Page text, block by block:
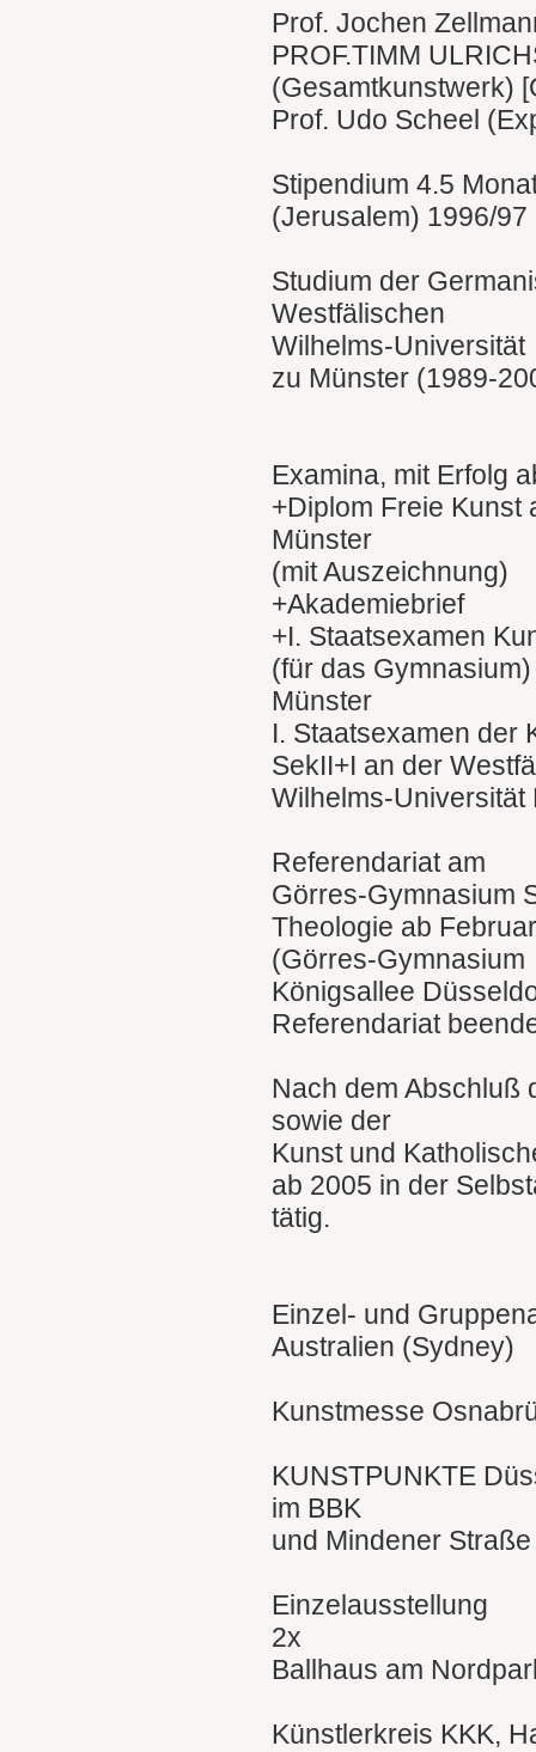
Prof. Jochen
PROF.TIMM
(Gesamtkunstwerk)
Prof. Udo Scheel
Stipendium 4.5
(Jerusalem) 1996/97
Studium der
Westfälischen
Wilhelms-Universität
zu Münster (1989-
Examina, mit Erfolg
+Diplom Freie Kunst
Münster
(mit Auszeichnung)
+Akademiebrief
+I. Staatsexamen
(für das
Münster
I. Staatsexamen der
SekII+I an der
Wilhelms-Universität
Referendariat am
Görres-Gymnasium
Theologie ab
(Görres-Gymnasium
Königsallee
Referendariat
Nach dem Abschluß
sowie der
Kunst und
ab 2005 in der
tätig.
Einzel- und
Australien (Sydney)
Kunstmesse
KUNSTPUNKTE
im BBK
und Mindener
Einzelausstellung
2x
Ballhaus am
Künstlerkreis KKK,